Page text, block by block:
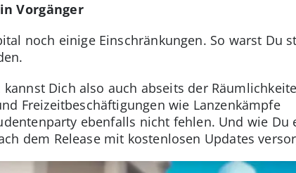
Vorgänger
noch einige Einschränkungen. So warst Du
Dich also auch abseits der
Freizeitbeschäftigungen wie Lanzenkämpfe
ebenfalls nicht fehlen. Und wie Du
dem Release mit kostenlosen Updates